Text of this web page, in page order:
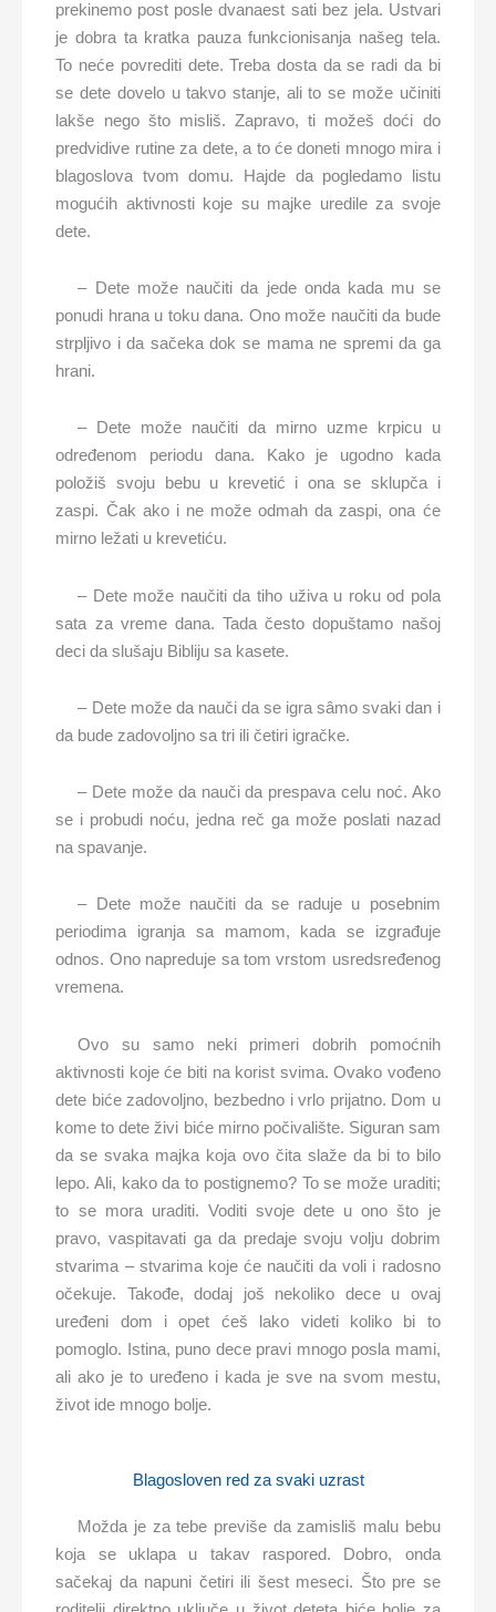
prekinemo post posle dvanaest sati bez jela. Ustvari
je dobra ta kratka pauza funkcionisanja našeg tela.
To neće povrediti dete. Treba dosta da se radi da bi
se dete dovelo u takvo stanje, ali to se može učiniti
lakše nego što misliš. Zapravo, ti možeš doći do
predvidive rutine za dete, a to će doneti mnogo mira i
blagoslova tvom domu. Hajde da pogledamo listu
mogućih aktivnosti koje su majke uredile za svoje
dete.
– Dete može naučiti da jede onda kada mu se
ponudi hrana u toku dana. Ono može naučiti da bude
strpljivo i da sačeka dok se mama ne spremi da ga
hrani.
– Dete može naučiti da mirno uzme krpicu u
određenom periodu dana. Kako je ugodno kada
položiš svoju bebu u krevetić i ona se sklupča i
zaspi. Čak ako i ne može odmah da zaspi, ona će
mirno ležati u krevetiću.
– Dete može naučiti da tiho uživa u roku od pola
sata za vreme dana. Tada često dopuštamo našoj
deci da slušaju Bibliju sa kasete.
– Dete može da nauči da se igra sâmo svaki dan i
da bude zadovoljno sa tri ili četiri igračke.
– Dete može da nauči da prespava celu noć. Ako
se i probudi noću, jedna reč ga može poslati nazad
na spavanje.
– Dete može naučiti da se raduje u posebnim
periodima igranja sa mamom, kada se izgrađuje
odnos. Ono napreduje sa tom vrstom usredsređenog
vremena.
Ovo su samo neki primeri dobrih pomoćnih
aktivnosti koje će biti na korist svima. Ovako vođeno
dete biće zadovoljno, bezbedno i vrlo prijatno. Dom u
kome to dete živi biće mirno počivalište. Siguran sam
da se svaka majka koja ovo čita slaže da bi to bilo
lepo. Ali, kako da to postignemo? To se može uraditi;
to se mora uraditi. Voditi svoje dete u ono što je
pravo, vaspitavati ga da predaje svoju volju dobrim
stvarima – stvarima koje će naučiti da voli i radosno
očekuje. Takođe, dodaj još nekoliko dece u ovaj
uređeni dom i opet ćeš lako videti koliko bi to
pomoglo. Istina, puno dece pravi mnogo posla mami,
ali ako je to uređeno i kada je sve na svom mestu,
život ide mnogo bolje.
Blagosloven red za svaki uzrast
Možda je za tebe previše da zamisliš malu bebu
koja se uklapa u takav raspored. Dobro, onda
sačekaj da napuni četiri ili šest meseci. Što pre se